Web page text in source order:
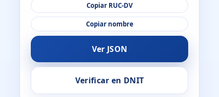
Copiar RUC-DV
Copiar nombre
Ver JSON
Verificar en DNIT